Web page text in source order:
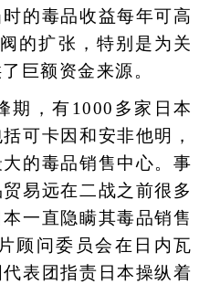
的毒品收益每年可高
的扩张，特别是为关
巨额资金来源。
，有1000多家日本
可卡因和安非他明，
的毒品销售中心。事
易远在二战之前很多
一直隐瞒其毒品销售
顾问委员会在日内瓦
表团指责日本操纵着